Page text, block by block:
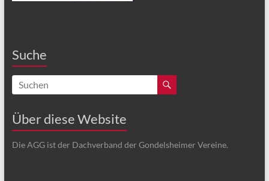
Suche
Über diese Website
Die AGG ist der Dachverband der Gondelsheimer Vereine.